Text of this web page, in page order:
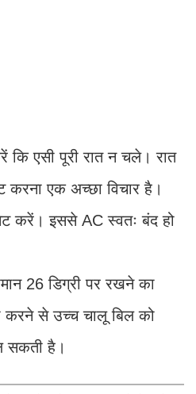
कि एसी पूरी रात न चले। रात
एक अच्छा विचार है।
करें। इससे AC स्वतः बंद हो
26 डिग्री पर रखने का
करने से उच्च चालू बिल को
सकती है।